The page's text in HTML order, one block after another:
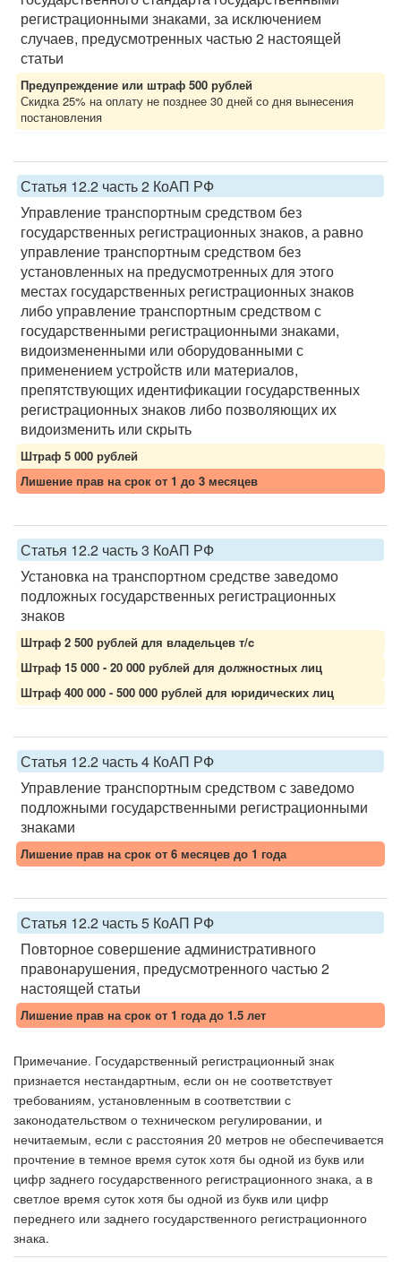
регистрационными знаками, за исключением
случаев, предусмотренных частью 2 настоящей
статьи
Предупреждение или штраф 500 рублей
Скидка 25% на оплату не позднее 30 дней со дня вынесения
постановления
Статья 12.2 часть 2 КоАП РФ
Управление транспортным средством без
государственных регистрационных знаков, а равно
управление транспортным средством без
установленных на предусмотренных для этого
местах государственных регистрационных знаков
либо управление транспортным средством с
государственными регистрационными знаками,
видоизмененными или оборудованными с
применением устройств или материалов,
препятствующих идентификации государственных
регистрационных знаков либо позволяющих их
видоизменить или скрыть
Штраф 5 000 рублей
Лишение прав на срок от 1 до 3 месяцев
Статья 12.2 часть 3 КоАП РФ
Установка на транспортном средстве заведомо
подложных государственных регистрационных
знаков
Штраф 2 500 рублей для владельцев т/c
Штраф 15 000 - 20 000 рублей для должностных лиц
Штраф 400 000 - 500 000 рублей для юридических лиц
Статья 12.2 часть 4 КоАП РФ
Управление транспортным средством с заведомо
подложными государственными регистрационными
знаками
Лишение прав на срок от 6 месяцев до 1 года
Статья 12.2 часть 5 КоАП РФ
Повторное совершение административного
правонарушения, предусмотренного частью 2
настоящей статьи
Лишение прав на срок от 1 года до 1.5 лет
Примечание. Государственный регистрационный знак
признается нестандартным, если он не соответствует
требованиям, установленным в соответствии с
законодательством о техническом регулировании, и
нечитаемым, если с расстояния 20 метров не обеспечивается
прочтение в темное время суток хотя бы одной из букв или
цифр заднего государственного регистрационного знака, а в
светлое время суток хотя бы одной из букв или цифр
переднего или заднего государственного регистрационного
знака.